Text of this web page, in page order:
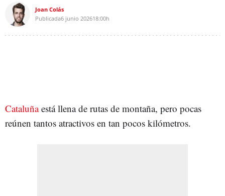
Joan Colás
Publicada6 junio 202618:00h
Cataluñaestá llena de rutas de montaña, pero pocas
reúnen tantos atractivos en tan pocos kilómetros.